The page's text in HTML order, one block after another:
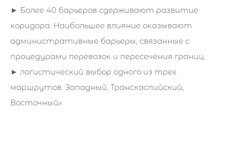
► Более 40 барьеров сдерживают развитие
коридора. Наибольшее влияние оказывают
административные барьеры, связанные с
процедурами перевозок и пересечения границ.
► логистический выбор одного из трех
маршрутов: Западный, Транскаспийский,
Восточный»